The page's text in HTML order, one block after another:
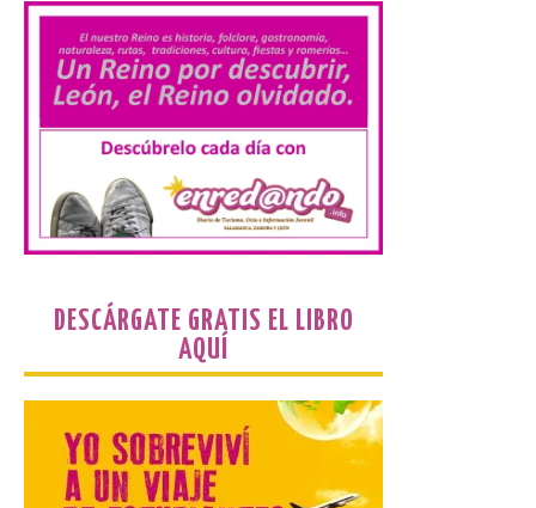
El Ayuntamiento ha
coordinado este refuerzo
con el dispositivo de
seguridad, movilidad,
atención sanitaria y
protección civil previsto ante la elevada
afluencia. . El Ayuntamiento de València ha
dispuesto un operativo extraordinario de
limpieza y recogida de residuos con
motivo […]
El Monasterio de Santa
María de Iguácel ofrece
visitas guiadas gratuitas
al durante el mes de
agosto
10 Ago 2026
DESCÁRGATE GRATIS EL LIBRO
AQUÍ